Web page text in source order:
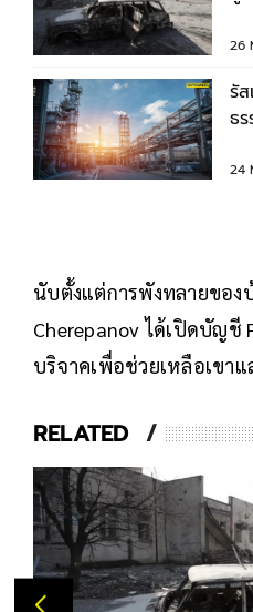
26
รั
ธ
24
นับตั้งแต่การพังทลายของ
Cherepanov ได้เปิดบัญชี
บริจาคเพื่อช่วยเหลือเขา
RELATED